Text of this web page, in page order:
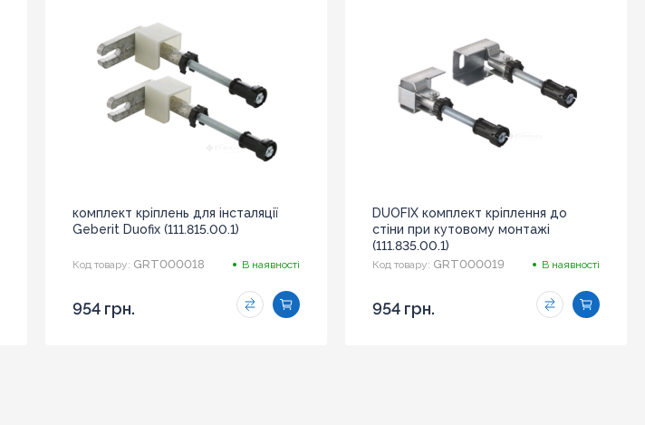
комплект кріплень для інсталяції
Geberit Duofix (111.815.00.1)
Код товару: GRT000018 В наявності
954 грн.
DUOFIX комплект кріплення до
стіни при кутовому монтажі
(111.835.00.1)
Код товару: GRT000019 В наявності
954 грн.